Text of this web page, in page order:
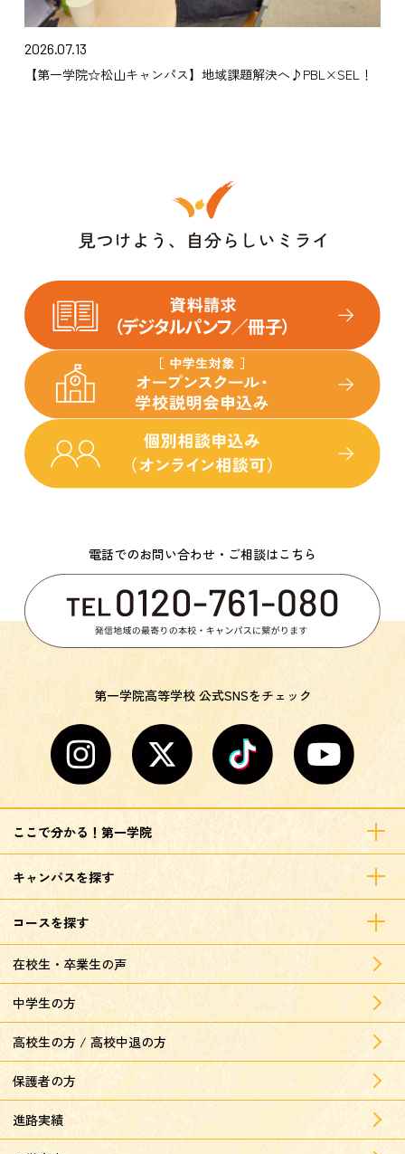
2026.07.13
【第一学院☆松山キャンパス】地域課題解決へ♪PBL×SEL！
電話でのお問い合わせ・ご相談はこちら
第一学院高等学校 公式SNSをチェック
ここで分かる！第一学院
キャンパスを探す
コースを探す
在校生・卒業生の声
中学生の方
高校生の方 / 高校中退の方
保護者の方
進路実績